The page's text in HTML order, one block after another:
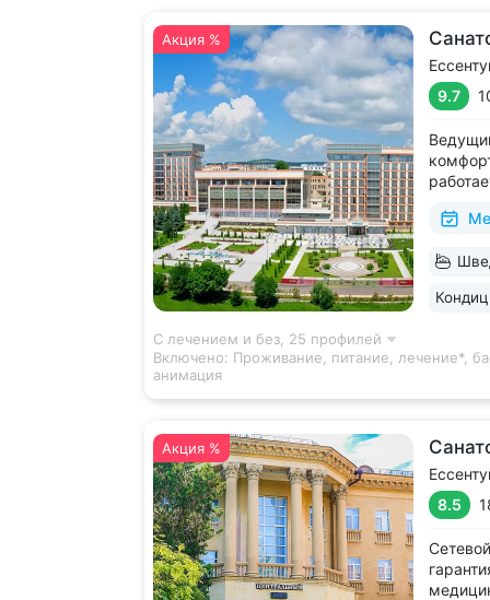
Акция %
9.7
с
есть
С лечением и без, 25 профилей
Включено: Проживание, питание, лечение*,
анимация
Акция %
8.5